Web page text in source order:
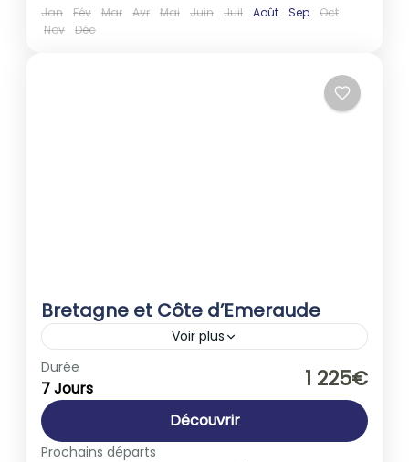
Jan Fév Mar Avr Mai Juin Juil Août Sep
Oct
Nov
Déc
Bretagne et Côte d’Emeraude
Voir plus
Europe
1-40 People
Durée
7 Jours 1 225€
Découvrir
Prochains départs